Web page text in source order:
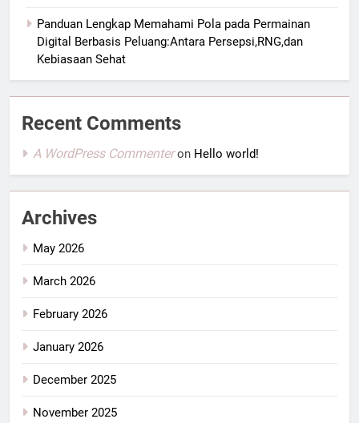
Panduan Lengkap Memahami Pola pada Permainan
Digital Berbasis Peluang:Antara Persepsi,RNG,dan
Kebiasaan Sehat
Recent Comments
A WordPress Commenteron Hello world!
Archives
May 2026
March 2026
February 2026
January 2026
December 2025
November 2025